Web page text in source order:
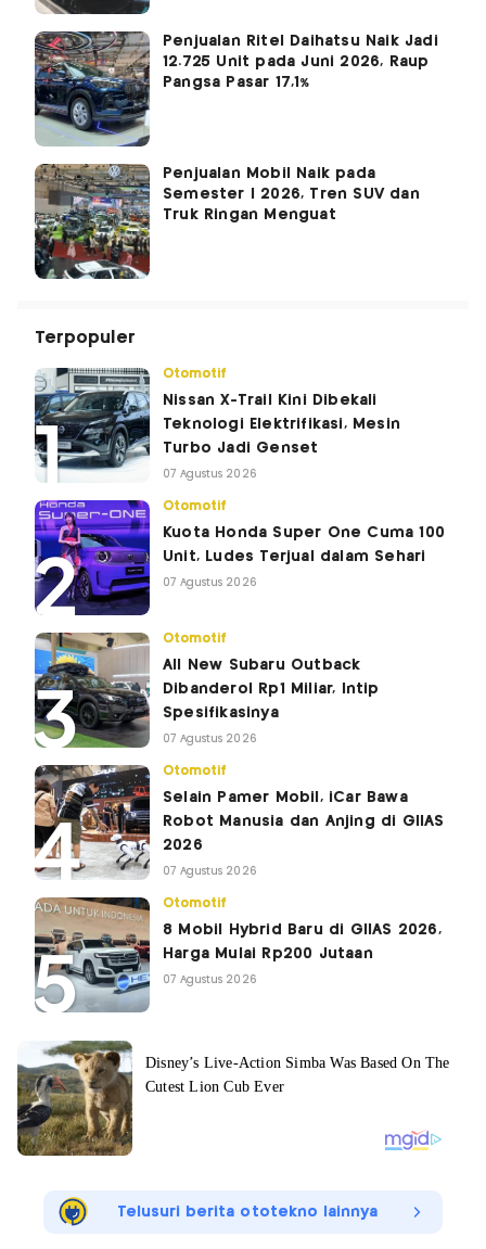
Penjualan Ritel Daihatsu Naik Jadi
12.725 Unit pada Juni 2026, Raup
Pangsa Pasar 17,1%
Penjualan Mobil Naik pada
Semester I 2026, Tren SUV dan
Truk Ringan Menguat
Terpopuler
Otomotif
Nissan X-Trail Kini Dibekali
Teknologi Elektrifikasi, Mesin
Turbo Jadi Genset
07 Agustus 2026
Otomotif
Kuota Honda Super One Cuma 100
Unit, Ludes Terjual dalam Sehari
07 Agustus 2026
Otomotif
All New Subaru Outback
Dibanderol Rp1 Miliar, Intip
Spesifikasinya
07 Agustus 2026
Otomotif
Selain Pamer Mobil, iCar Bawa
Robot Manusia dan Anjing di GIIAS
2026
07 Agustus 2026
Otomotif
8 Mobil Hybrid Baru di GIIAS 2026,
Harga Mulai Rp200 Jutaan
07 Agustus 2026
Telusuri berita ototekno lainnya